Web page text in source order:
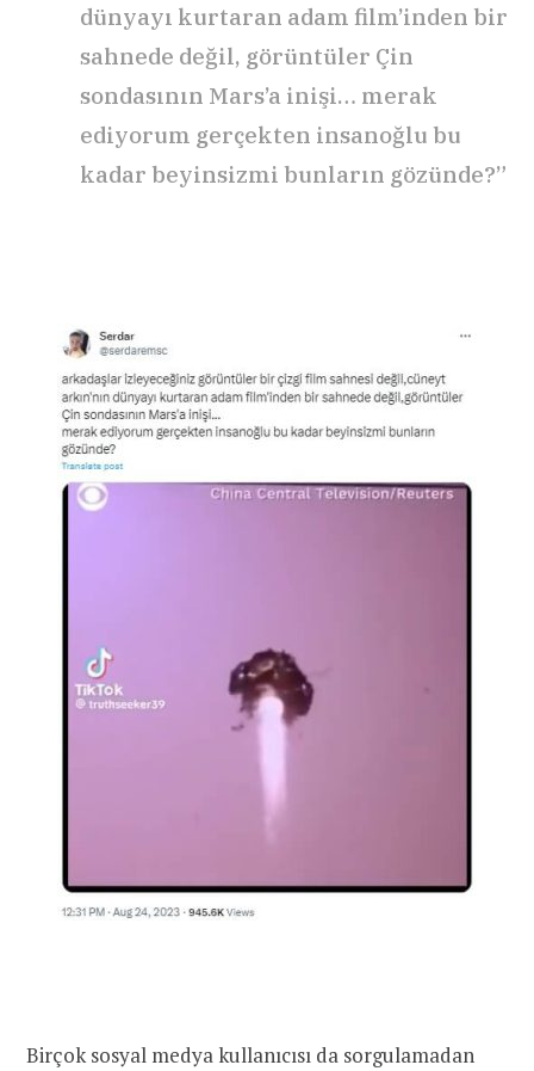
dünyayı kurtaran adam film’inden bir
sahnede değil, görüntüler Çin
sondasının Mars’a inişi… merak
ediyorum gerçekten insanoğlu bu
kadar beyinsizmi bunların gözünde?”
Birçok sosyal medya kullanıcısı da sorgulamadan